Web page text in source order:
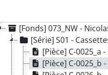
[Fonds] 073_NW -
[Série] S01 -
[Pièce] C-0025_a
[Pièce] C-0025_b